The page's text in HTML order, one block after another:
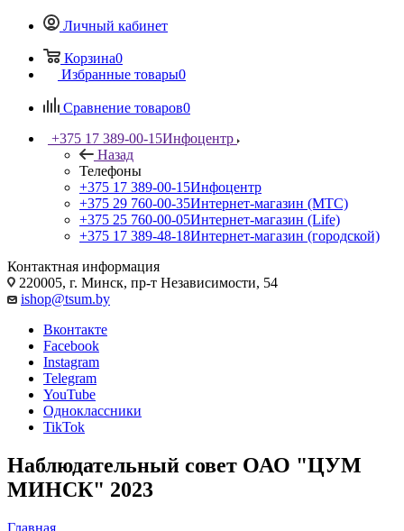
Личный кабинет
Корзина0
Избранные товары0
Сравнение товаров0
+375 17 389-00-15Инфоцентр
Назад
Телефоны
+375 17 389-00-15Инфоцентр
+375 29 760-00-35Интернет-магазин (МТС)
+375 25 760-00-05Интернет-магазин (Life)
+375 17 389-48-18Интернет-магазин (городской)
Контактная информация
220005, г. Минск, пр-т Независимости, 54
ishop@tsum.by
Вконтакте
Facebook
Instagram
Telegram
YouTube
Одноклассники
TikTok
Наблюдательный совет ОАО "ЦУМ
МИНСК" 2023
Главная